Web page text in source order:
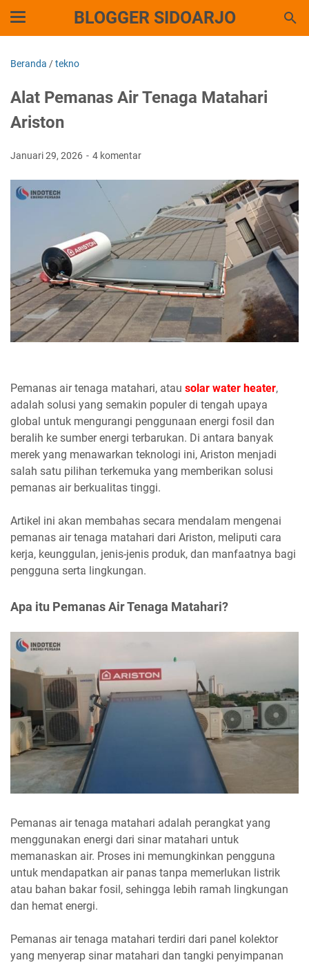
BLOGGER SIDOARJO
Beranda /tekno
Alat Pemanas Air Tenaga Matahari
Ariston
Januari 29, 2026 4 komentar
Pemanas air tenaga matahari, atau solar water heater,
adalah solusi yang semakin populer di tengah upaya
global untuk mengurangi penggunaan energi fosil dan
beralih ke sumber energi terbarukan. Di antara banyak
merek yang menawarkan teknologi ini, Ariston menjadi
salah satu pilihan terkemuka yang memberikan solusi
pemanas air berkualitas tinggi.
Artikel ini akan membahas secara mendalam mengenai
pemanas air tenaga matahari dari Ariston, meliputi cara
kerja, keunggulan, jenis-jenis produk, dan manfaatnya bagi
pengguna serta lingkungan.
Apa itu Pemanas Air Tenaga Matahari?
Pemanas air tenaga matahari adalah perangkat yang
menggunakan energi dari sinar matahari untuk
memanaskan air. Proses ini memungkinkan pengguna
untuk mendapatkan air panas tanpa memerlukan listrik
atau bahan bakar fosil, sehingga lebih ramah lingkungan
dan hemat energi.
Pemanas air tenaga matahari terdiri dari panel kolektor
yang menyerap sinar matahari dan tangki penyimpanan